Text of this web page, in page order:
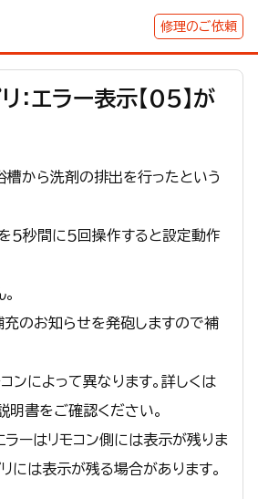
修理のご依頼
：エラー表示【05】が
槽から洗剤の排出を行ったという
５秒間に５回操作すると設定動作
のお知らせを発砲しますので補
ンによって異なります。詳しくは
明書をご確認ください。
ーはリモコン側には表示が残りま
には表示が残る場合があります。